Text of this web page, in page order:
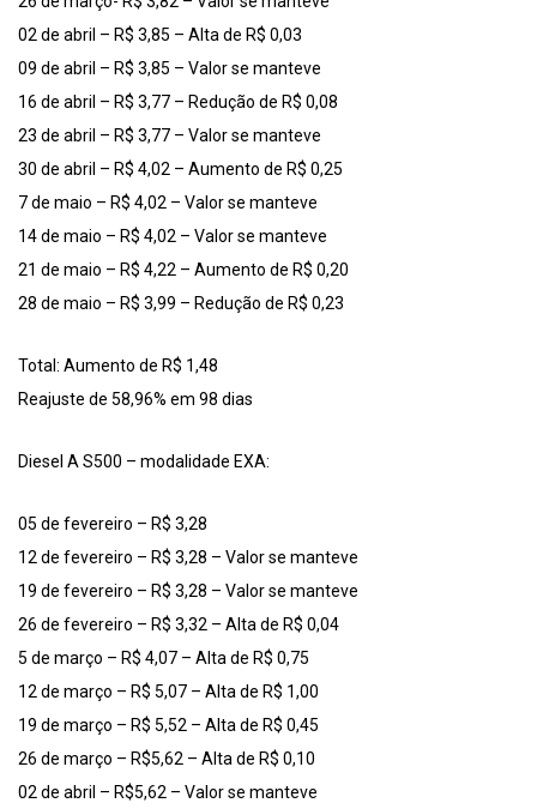
02 de abril – R$ 3,85 – Alta de R$ 0,03
09 de abril – R$ 3,85 – Valor se manteve
16 de abril – R$ 3,77 – Redução de R$ 0,08
23 de abril – R$ 3,77 – Valor se manteve
30 de abril – R$ 4,02 – Aumento de R$ 0,25
7 de maio – R$ 4,02 – Valor se manteve
14 de maio – R$ 4,02 – Valor se manteve
21 de maio – R$ 4,22 – Aumento de R$ 0,20
28 de maio – R$ 3,99 – Redução de R$ 0,23
Total: Aumento de R$ 1,48
Reajuste de 58,96% em 98 dias
Diesel A S500 – modalidade EXA:
05 de fevereiro – R$ 3,28
12 de fevereiro – R$ 3,28 – Valor se manteve
19 de fevereiro – R$ 3,28 – Valor se manteve
26 de fevereiro – R$ 3,32 – Alta de R$ 0,04
5 de março – R$ 4,07 – Alta de R$ 0,75
12 de março – R$ 5,07 – Alta de R$ 1,00
19 de março – R$ 5,52 – Alta de R$ 0,45
26 de março – R$5,62 – Alta de R$ 0,10
02 de abril – R$5,62 – Valor se manteve